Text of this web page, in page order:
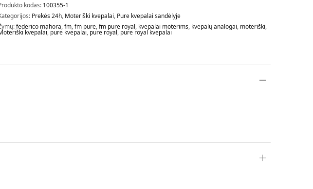
kodas: 100355-1
Prekės 24h, Moteriški kvepalai, Pure kvepalai sandėlyje
federico mahora,fm,fm pure,fm pure royal, kvepalai moterims, kvepalų analogai, moteriški,
kvepalai, pure kvepalai, pure royal, pure royal kvepalai